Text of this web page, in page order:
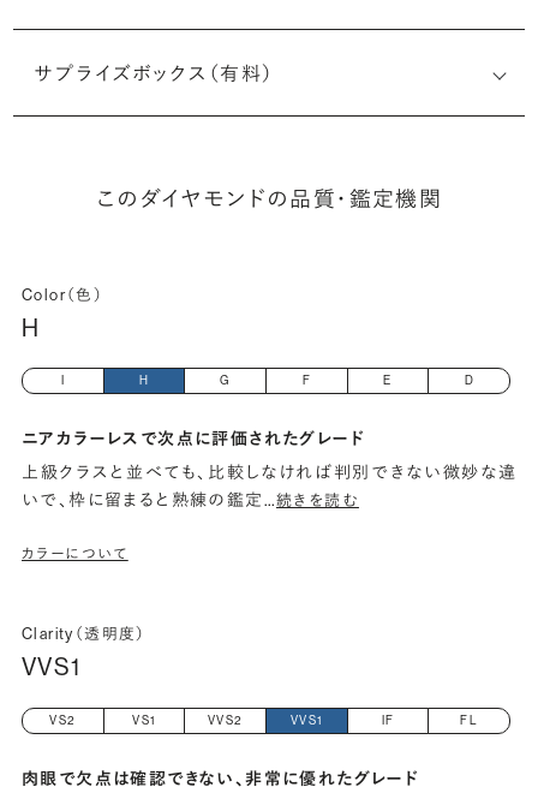
サプライズボックス（有料）
このダイヤモンドの品質・鑑定機関
Color（色）
H
H G F E D
ニアカラーレスで次点に評価されたグレード
上級クラスと並べても、比較しなければ判別できない微妙な違
いで、枠に留まると熟練の鑑定…続きを読む
カラーについて
Clarity（透明度）
VVS1
VS2 VS1 VVS2 VVS1 IF FL
肉眼で欠点は確認できない、非常に優れたグレード